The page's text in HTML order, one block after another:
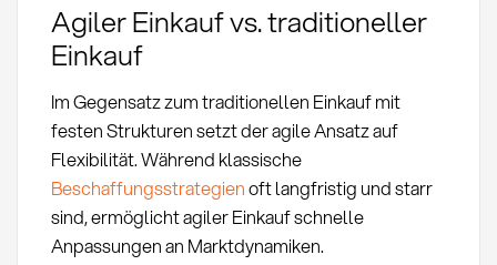
Agiler Einkauf vs. traditioneller
Einkauf
Im Gegensatz zum traditionellen Einkauf mit
festen Strukturen setzt der agile Ansatz auf
Flexibilität. Während klassische
Beschaffungsstrategienoft langfristig und starr
sind, ermöglicht agiler Einkauf schnelle
Anpassungen an Marktdynamiken.